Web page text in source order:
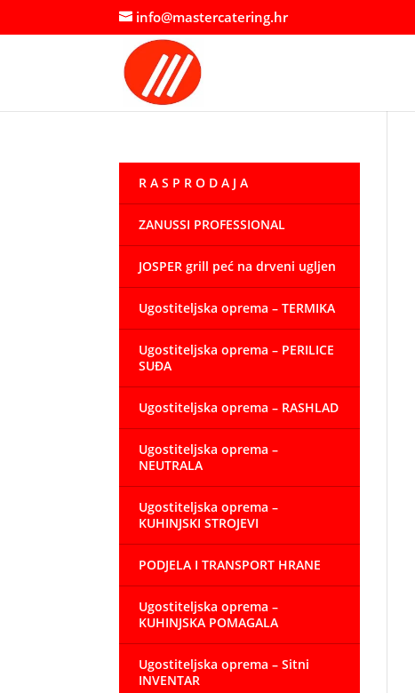
info@mastercatering.hr
R A S P R O D A J A
ZANUSSI PROFESSIONAL
JOSPER grill peć na drveni ugljen
Ugostiteljska oprema – TERMIKA
Ugostiteljska oprema – PERILICE
SUĐA
Ugostiteljska oprema – RASHLAD
Ugostiteljska oprema –
NEUTRALA
Ugostiteljska oprema –
KUHINJSKI STROJEVI
PODJELA I TRANSPORT HRANE
Ugostiteljska oprema –
KUHINJSKA POMAGALA
Ugostiteljska oprema – Sitni
INVENTAR